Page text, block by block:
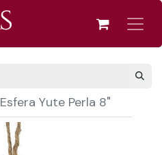
Esfera Yute Perla 8"